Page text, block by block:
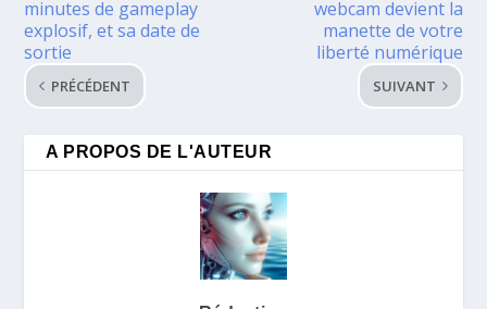
minutes de gameplay
explosif, et sa date de
sortie
PRÉCÉDENT
webcam devient la
manette de votre
liberté numérique
SUIVANT
A PROPOS DE L'AUTEUR